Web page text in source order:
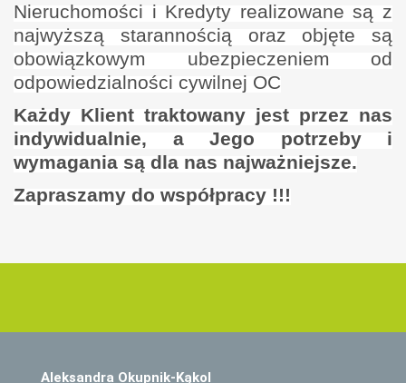
Nieruchomości i Kredyty realizowane są z
najwyższą starannością oraz objęte są
obowiązkowym ubezpieczeniem od
odpowiedzialności cywilnej OC
Każdy Klient traktowany jest przez nas
indywidualnie, a Jego potrzeby i
wymagania są dla nas najważniejsze.
Zapraszamy do współpracy !!!
Aleksandra Okupnik-Kąkol